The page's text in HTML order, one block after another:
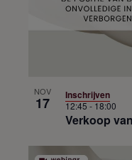
NOV
17
Verkoop
12:45-18:00
Inschrijven